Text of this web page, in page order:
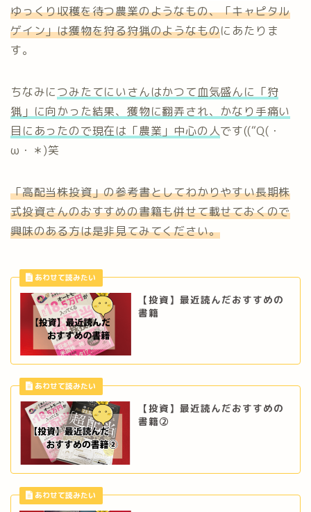
ゆっくり収穫を待つ農業のようなもの、「キャピタル
ゲイン」は獲物を狩る狩猟のようなものにあたりま
す。
ちなみにつみたてにいさんはかつて血気盛んに 「狩
猟」に向かった結果、獲物に翻弄され、かなり手痛い
目にあったので現在は「農業」中心の人です((“Q(・
ω・＊)笑
「高配当株投資」の参考書としてわかりやすい長期株
式投資さんのおすすめの書籍も併せて載せておくので
興味のある方は是非見てみてください。
【投資】最近読んだおすすめの
書籍
【投資】最近読んだおすすめの
書籍②